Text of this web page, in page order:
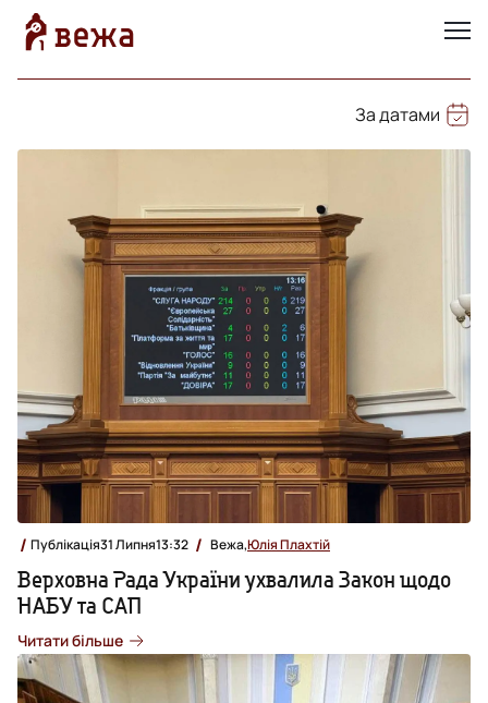
За датами
Публікація31 Липня13:32 Вежа,Юлія Плахтій
Верховна Рада України ухвалила Закон щодо
НАБУ та САП
Читати більше